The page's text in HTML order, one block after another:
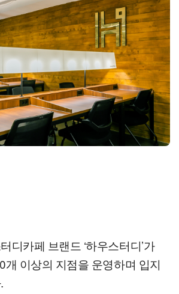
디카페 브랜드 ‘하우스터디’가
개 이상의 지점을 운영하며 입지